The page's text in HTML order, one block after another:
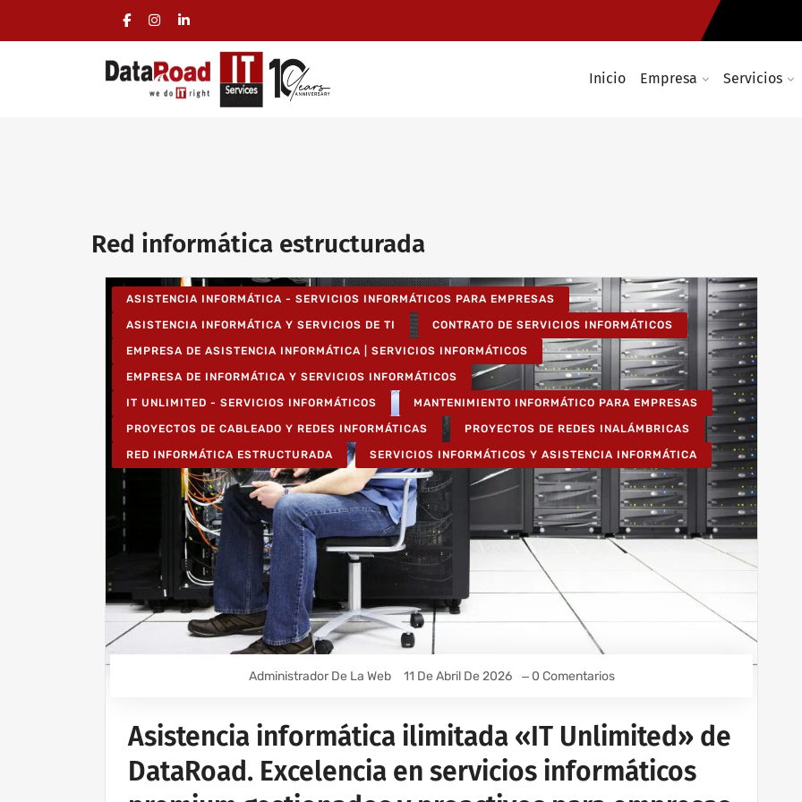
Inicio Empresa Servicios
Red informática estructurada
ASISTENCIA INFORMÁTICA - SERVICIOS INFORMÁTICOS PARA EMPRESAS
ASISTENCIA INFORMÁTICA Y SERVICIOS DE TI CONTRATO DE SERVICIOS INFORMÁTICOS
EMPRESA DE ASISTENCIA INFORMÁTICA | SERVICIOS INFORMÁTICOS
EMPRESA DE INFORMÁTICA Y SERVICIOS INFORMÁTICOS
IT UNLIMITED - SERVICIOS INFORMÁTICOS MANTENIMIENTO INFORMÁTICO PARA EMPRESAS
PROYECTOS DE CABLEADO Y REDES INFORMÁTICAS PROYECTOS DE REDES INALÁMBRICAS
RED INFORMÁTICA ESTRUCTURADA SERVICIOS INFORMÁTICOS Y ASISTENCIA INFORMÁTICA
Administrador De La Web 11 De Abril De 2026 0 Comentarios
Asistencia informática ilimitada «IT Unlimited» de
DataRoad. Excelencia en servicios informáticos